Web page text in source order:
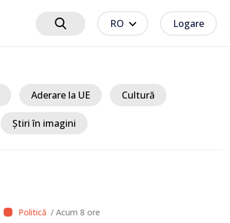
RO Logare
Aderare la UE Cultură
Știri în imagini